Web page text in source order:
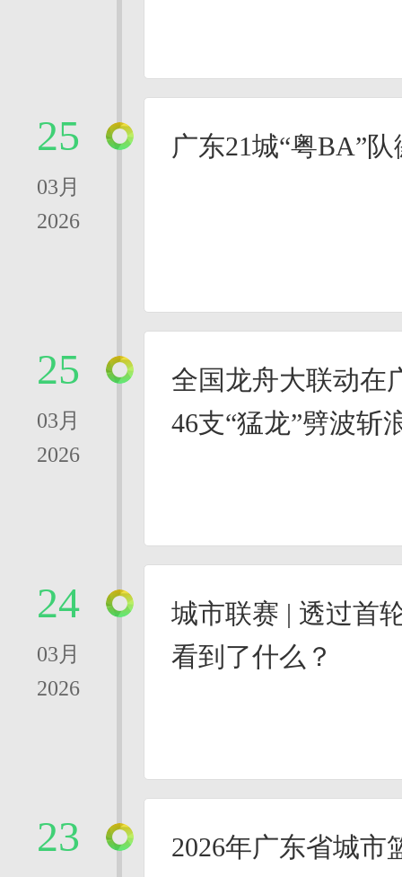
25
03月
2026
广东21城“粤BA”
25
03月
2026
全国龙舟大联动在
46支“猛龙”劈波斩
24
03月
2026
城市联赛 | 透过首
看到了什么？
23
2026年广东省城市